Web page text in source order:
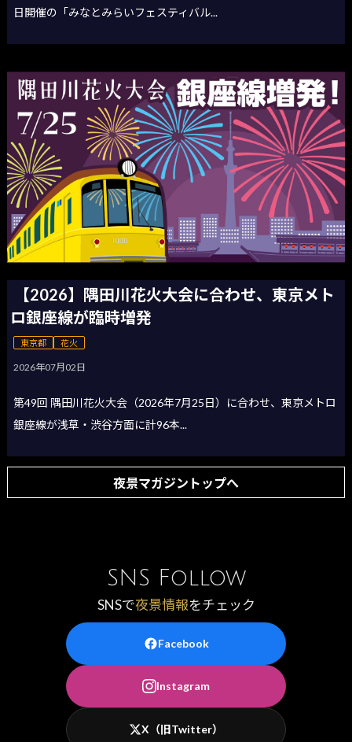
日開催の「みなとみらいフェスティバル...
【2026】隅田川花火大会に合わせ、東京メト
ロ銀座線が臨時増発
東京都 花火
2026年07月02日
第49回 隅田川花火大会（2026年7月25日）に合わせ、東京メトロ
銀座線が浅草・渋谷方面に計96本...
夜景マガジントップへ
SNS Follow
SNSで夜景情報をチェック
Facebook
Instagram
X（旧Twitter）